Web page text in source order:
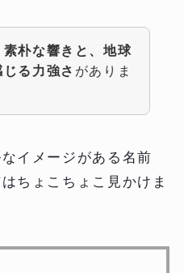
素朴な響きと、地球
る力強さ がありま
イメージがある名前
ちょこちょこ見かけま